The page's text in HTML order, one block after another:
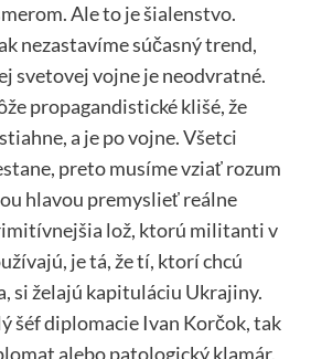
Ale to je šialenstvo.
nezastavíme súčasný trend,
svetovej vojne je neodvratné.
propagandistické klišé, že
a je po vojne. Všetci
preto musíme vziať rozum
hlavou premyslieť reálne
lož, ktorú militanti v
je tá, že tí, ktorí chcú
si želajú kapituláciu Ukrajiny.
šéf diplomacie Ivan Korčok, tak
alebo patologický klamár,